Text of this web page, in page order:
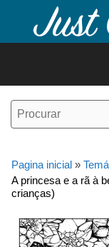
o
Pagina inicial »
A princesa e a rã à
crianças)